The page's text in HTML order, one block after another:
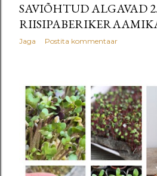
SAVIÕHTUD ALGAVAD
Jaga Postita kommentaar